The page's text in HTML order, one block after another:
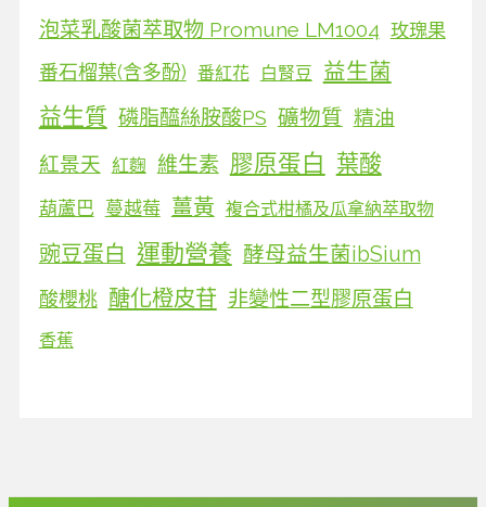
泡菜乳酸菌萃取物 Promune LM1004 玫瑰果
番石榴葉(含多酚) 番紅花 白腎豆 益生菌
益生質 磷脂醯絲胺酸PS 礦物質 精油
紅景天 紅麴 維生素 膠原蛋白 葉酸
葫蘆巴 蔓越莓 薑黃 複合式柑橘及瓜拿納萃取物
豌豆蛋白 運動營養 酵母益生菌ibSium
酸櫻桃 醣化橙皮苷 非變性二型膠原蛋白
香蕉